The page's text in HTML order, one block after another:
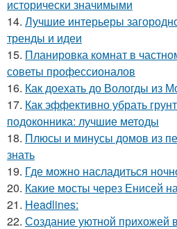
исторически значимыми
14. Лучшие интерьеры
тренды и идеи
15. Планировка комнат в
советы профессионалов
16. Как доехать до Вологды из
17. Как эффективно убрать
подоконника: лучшие методы
18. Плюсы и минусы домов из
знать
19. Где можно насладиться
20. Какие мосты через Енисей
21. Headlines:
22. Создание уютной прихожей